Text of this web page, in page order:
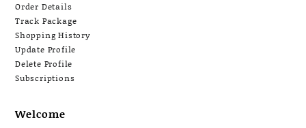
Order Details
Track Package
Shopping History
Update Profile
Delete Profile
Subscriptions
Welcome